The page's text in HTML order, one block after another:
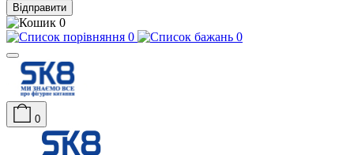
Відправити
0
0
0
0